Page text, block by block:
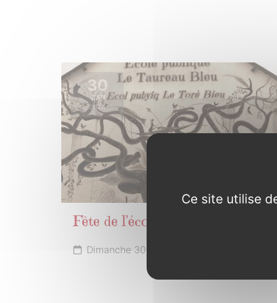
30
JUIN
2024
Fête de l’école publique
Dimanche 30 juin 2024
Ce site utilise